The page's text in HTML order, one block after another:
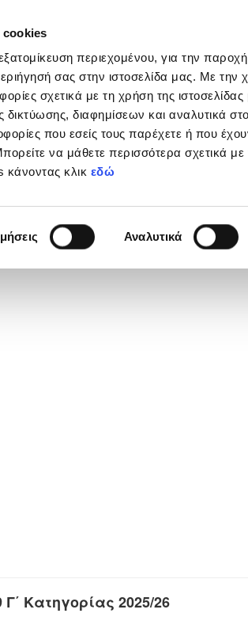
cookies
περιεχομένου, για την
σας στην ιστοσελίδα μας. Με
σχετικά με τη χρήση της
διαφημίσεων και αναλυτικά
που εσείς τους παρέχετε ή που
να μάθετε περισσότερα σχετικά
κάνοντας κλικ εδώ
Αναλυτικά
Κατηγορίας 2025/26